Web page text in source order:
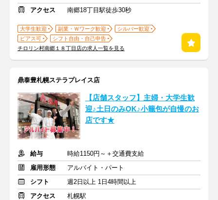
アクセス
南郷18丁目駅徒歩30秒
大学生歓迎 副業・Ｗワーク歓迎
シルバー歓迎
ピアス可
シフト自由・自己申告
チロリン村南郷１８丁目店の求人一覧を見る
鼎泰豊札幌ステラプレイス店
【店舗スタッフ】主婦・大学生歓
迎♪土日のみOK♪小籠包が自慢のお
店です★
給与
時給1150円～＋交通費支給
雇用形態
アルバイト・パート
シフト
週2日以上 1日4時間以上
アクセス
札幌駅